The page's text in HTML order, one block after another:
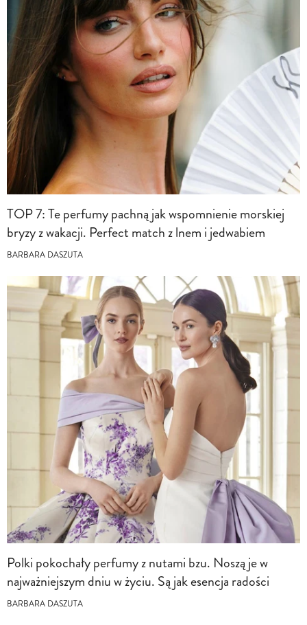
TOP 7: Te perfumy pachną jak wspomnienie morskiej
bryzy z wakacji. Perfect match z lnem i jedwabiem
BARBARA DASZUTA
Polki pokochały perfumy z nutami bzu. Noszą je w
najważniejszym dniu w życiu. Są jak esencja radości
BARBARA DASZUTA